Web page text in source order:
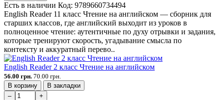
Есть в наличии Код: 9789660734494
English Reader 11 класс Чтение на английском — сборник для
старших классов, где английский выходит из уроков в
полноценное чтение: аутентичные по духу отрывки и задания,
которые тренируют скорость, угадывание смысла по
контексту и аккуратный перево..
English Reader 2 класс Чтение на английском
56.00 грн. 70.00 грн.
В корзину
В закладки
–
+